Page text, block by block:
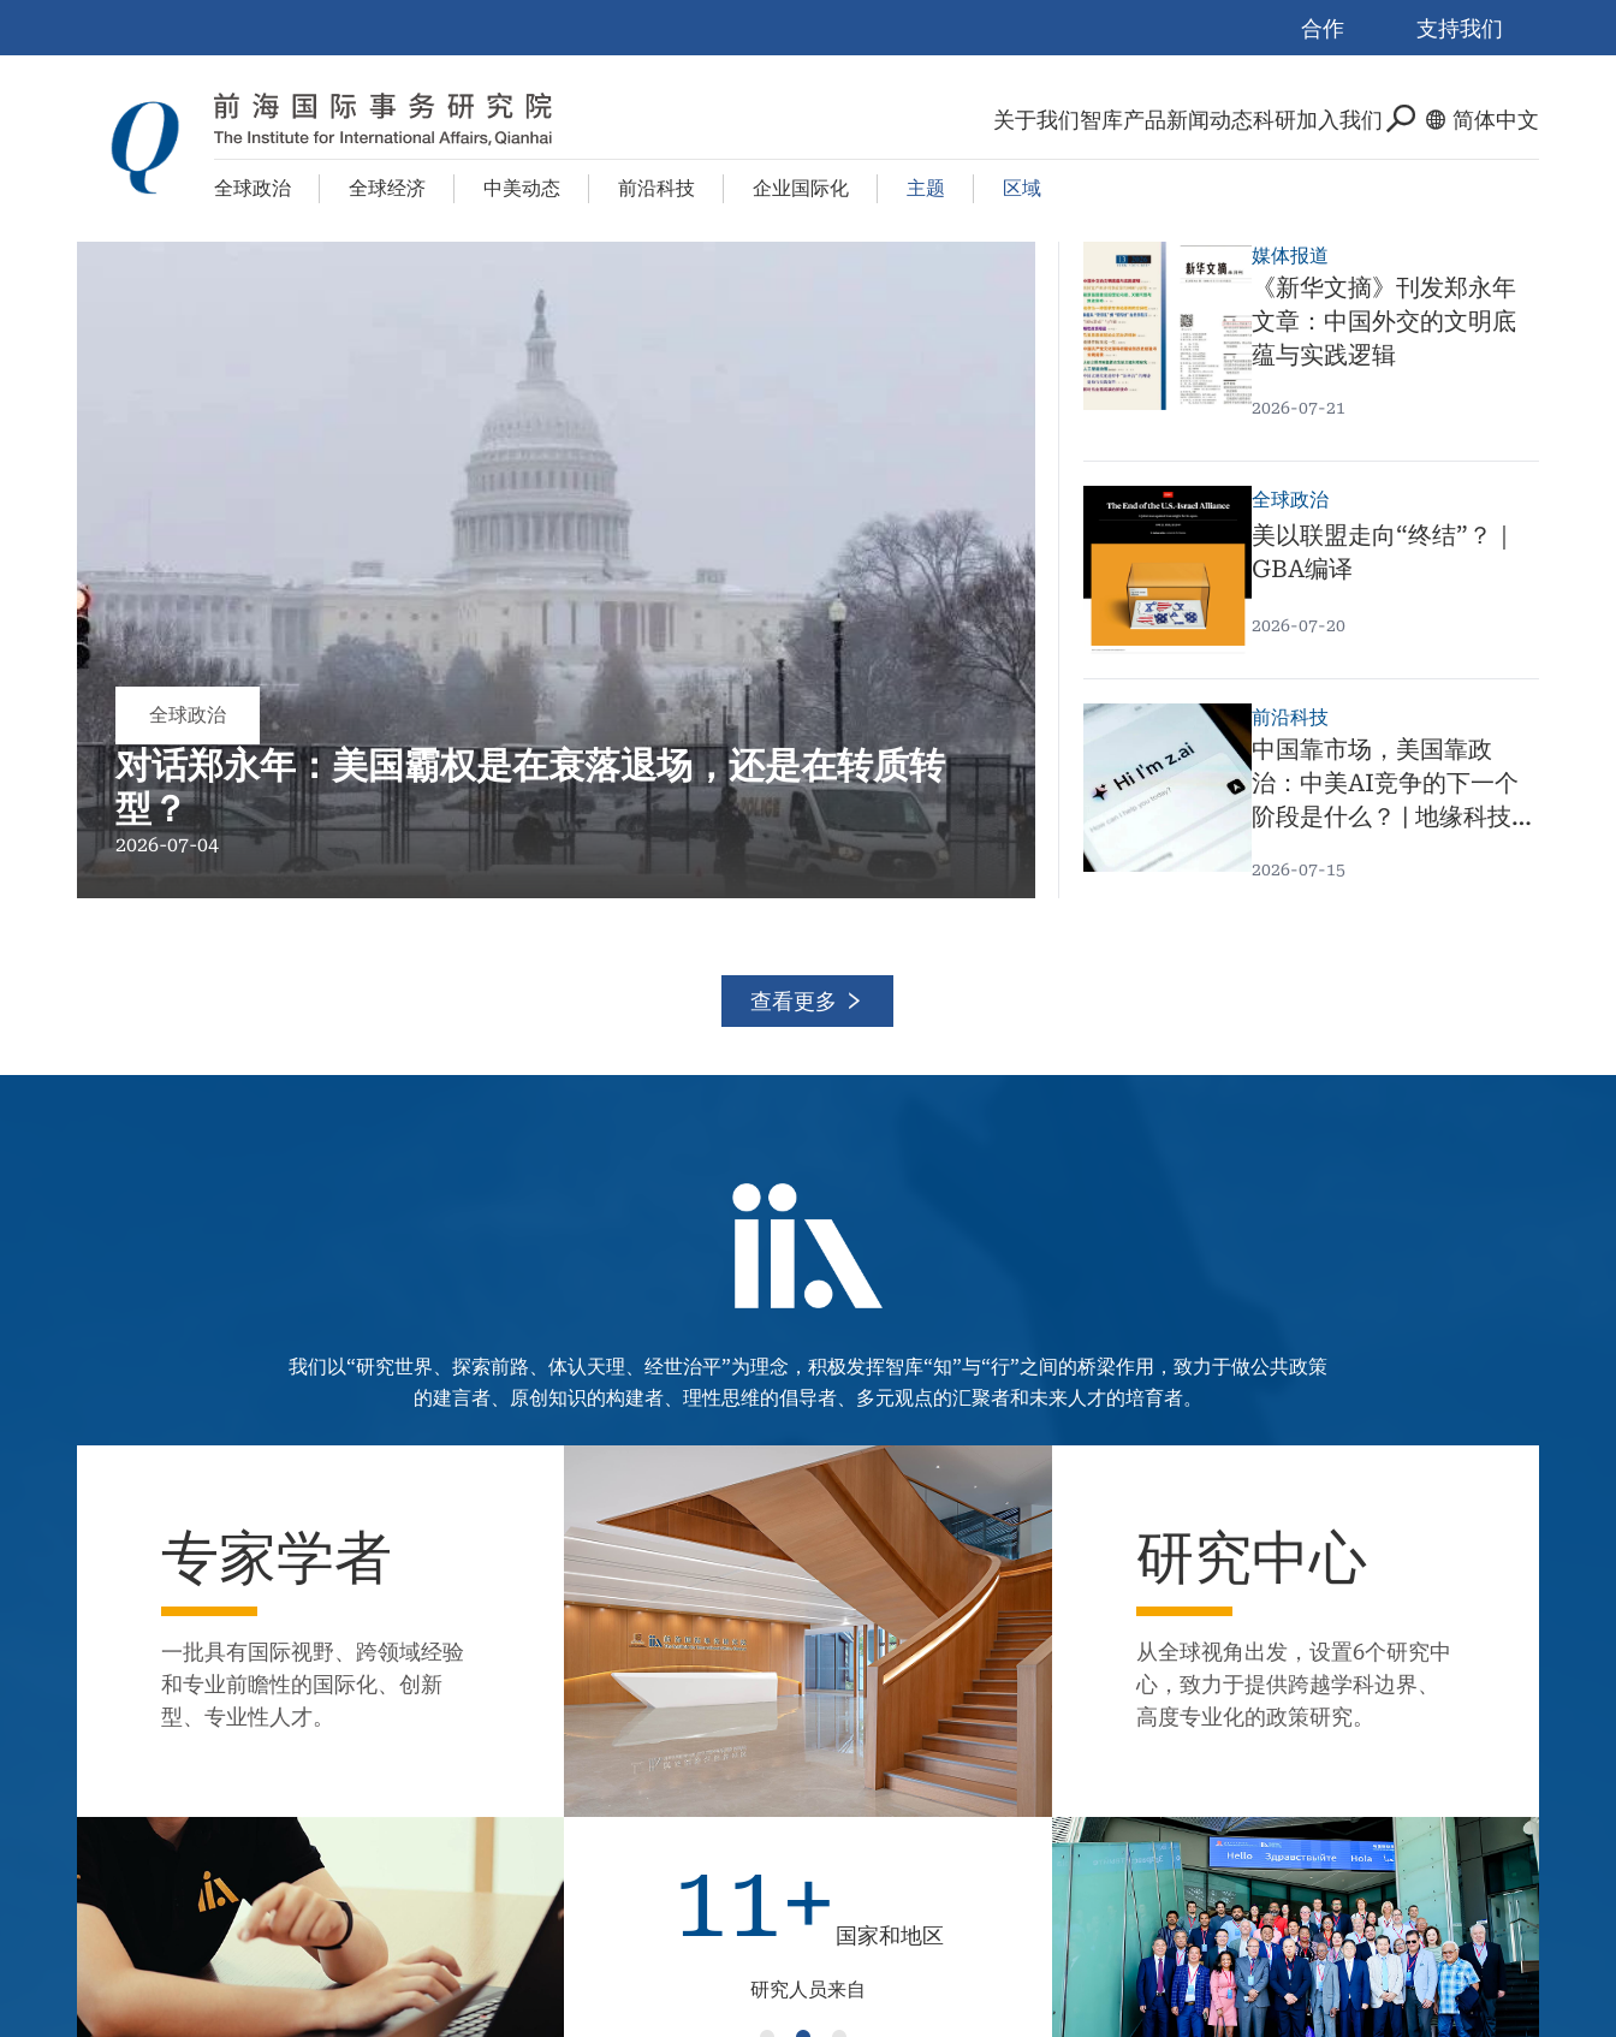
合作 支持我们
关于我们智库产品新闻动态科研加入我们 简体中文
全球政治 全球经济 中美动态 前沿科技 企业国际化 主题 区域
全球政治
对话郑永年：美国霸权是在衰落退场，还是在转质转
型？
2026-07-04
媒体报道
《新华文摘》刊发郑永年
文章：中国外交的文明底
蕴与实践逻辑
2026-07-21
全球政治
美以联盟走向“终结”？｜
GBA编译
2026-07-20
前沿科技
中国靠市场，美国靠政
治：中美AI竞争的下一个
阶段是什么？ | 地缘科技
2026-07-15
查看更多
我们以“研究世界、探索前路、体认天理、经世治平”为理念，积极发挥智库“知”与“行”之间的桥梁作用，致力于做公共政策
的建言者、原创知识的构建者、理性思维的倡导者、多元观点的汇聚者和未来人才的培育者。
专家学者
一批具有国际视野、跨领域经验
和专业前瞻性的国际化、创新
型、专业性人才。
研究中心
从全球视角出发，设置6个研究中
心，致力于提供跨越学科边界、
高度专业化的政策研究。
11+
研究人员来自
1000万+
媒体报道阅读量
800+篇
报送政策报告